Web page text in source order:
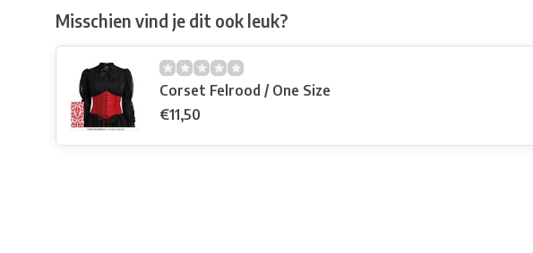
Misschien vind je dit ook leuk?
Corset Felrood / One Size
€11,50